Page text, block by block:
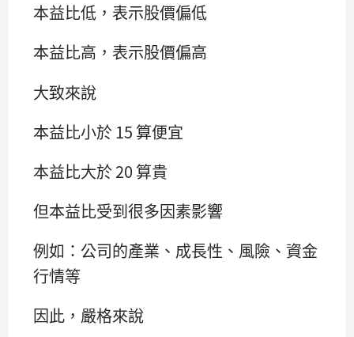
本益比低，表示股價偏低
本益比高，表示股價偏高
大致來說
本益比小於 15 算便宜
本益比大於 20 算貴
但本益比受到很多因素影響
例如：公司的產業、成長性、風險、資金
行情等
因此，嚴格來說